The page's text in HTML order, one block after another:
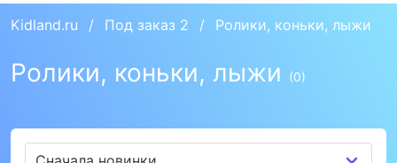
Kidland.ru Под заказ 2 Ролики, коньки, лыжи
Ролики, коньки, лыжи (0)